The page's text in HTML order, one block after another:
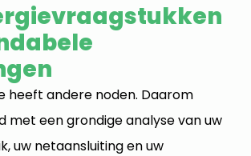
heeft andere noden. Daarom
met een grondige analyse van uw
uw netaansluiting en uw